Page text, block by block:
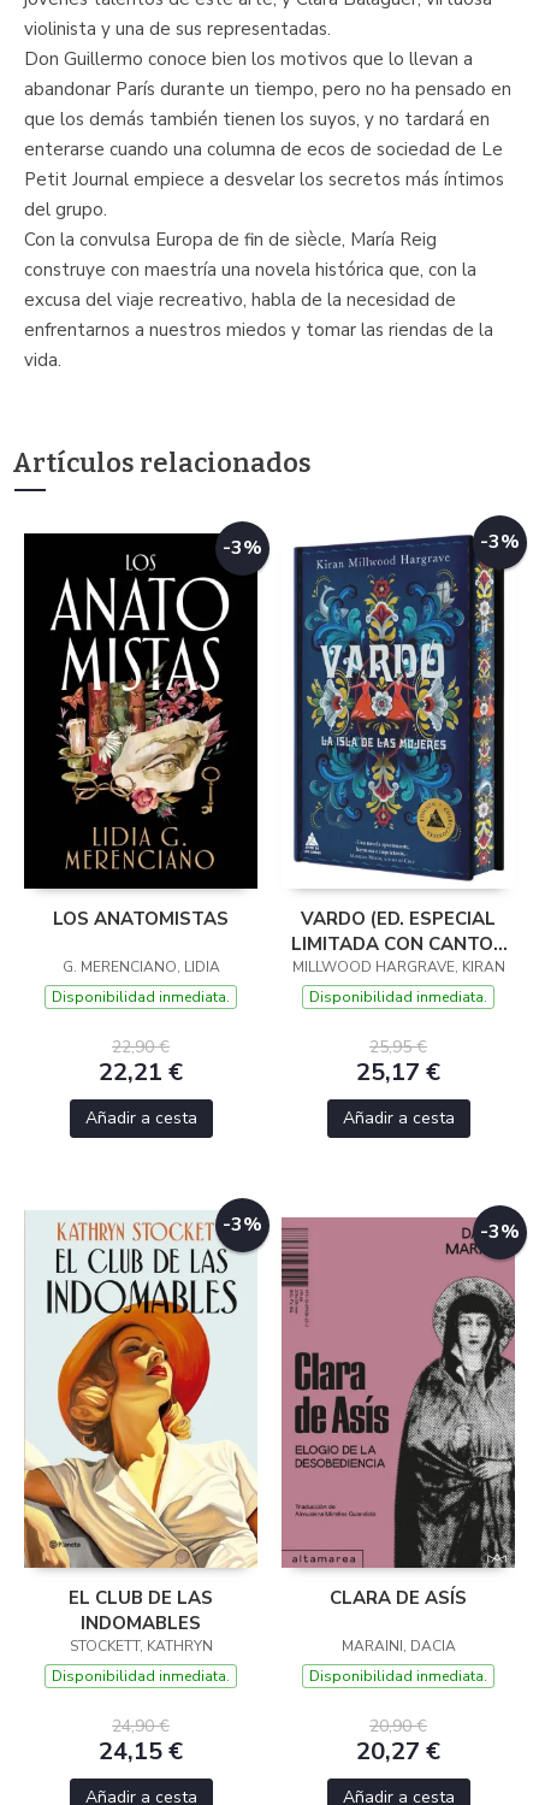
violinista y una de sus representadas.
Don Guillermo conoce bien los motivos que lo llevan a
abandonar París durante un tiempo, pero no ha pensado en
que los demás también tienen los suyos, y no tardará en
enterarse cuando una columna de ecos de sociedad de Le
Petit Journal empiece a desvelar los secretos más íntimos
del grupo.
Con la convulsa Europa de fin de siècle, María Reig
construye con maestría una novela histórica que, con la
excusa del viaje recreativo, habla de la necesidad de
enfrentarnos a nuestros miedos y tomar las riendas de la
vida.
Artículos relacionados
-3%
LOS ANATOMISTAS
G. MERENCIANO, LIDIA
Disponibilidad inmediata.
22,90 €
22,21 €
Añadir a cesta
-3%
VARDO (ED. ESPECIAL
LIMITADA CON CANTOS
PINTADOS)
MILLWOOD HARGRAVE, KIRAN
Disponibilidad inmediata.
25,95 €
25,17 €
Añadir a cesta
-3%
EL CLUB DE LAS
INDOMABLES
STOCKETT, KATHRYN
Disponibilidad inmediata.
24,90 €
24,15 €
Añadir a cesta
-3%
CLARA DE ASÍS
MARAINI, DACIA
Disponibilidad inmediata.
20,90 €
20,27 €
Añadir a cesta